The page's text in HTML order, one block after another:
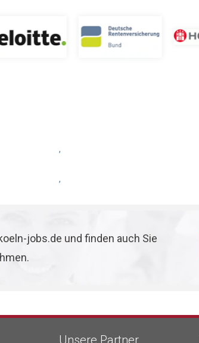
,
,
jobs.de und finden auch Sie
Unsere Partner